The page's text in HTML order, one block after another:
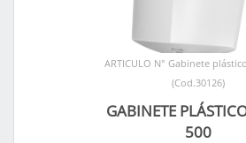
ARTICULO N° Gabinete
(Cod.30126)
GABINETE
500